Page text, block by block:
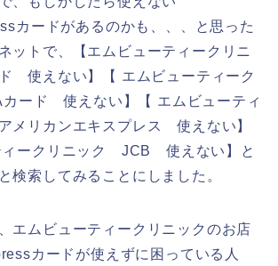
カードがあるのかも、、、と思った
ットで、【エムビューティークリニ
使えない】【 エムビューティーク
ード 使えない】【 エムビューティ
メリカンエキスプレス 使えない】
ィークリニック JCB 使えない】と
検索してみることにしました。
エムビューティークリニックのお店
カードが使えずに困っている人